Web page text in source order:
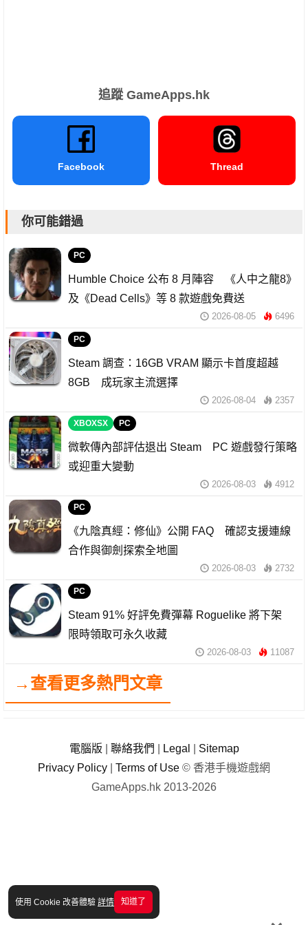
使用 Cookie 改善體驗 詳情 知道了
追蹤 GameApps.hk
Facebook Thread
你可能錯過
PC
Humble Choice 公布 8 月陣容 《人中之龍8》
及《Dead Cells》等 8 款遊戲免費送
2026-08-05 6496
PC
Steam 調查：16GB VRAM 顯示卡首度超越
8GB 成玩家主流選擇
2026-08-04 2357
XBOXSX PC
微軟傳內部評估退出 Steam PC 遊戲發行策略
或迎重大變動
2026-08-03 4912
PC
《九陰真經：修仙》公開 FAQ 確認支援連線
合作與御劍探索全地圖
2026-08-03 2732
PC
Steam 91% 好評免費彈幕 Roguelike 將下架
限時領取可永久收藏
2026-08-03 11087
→查看更多熱門文章
電腦版 聯絡我們 Legal
Sitemap
Privacy Policy
Terms of Use © 香港手機遊戲網
GameApps.hk 2013-2026